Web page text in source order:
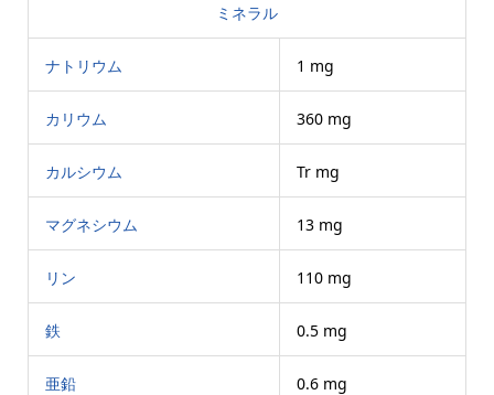
ミネラル
ナトリウム 1 mg
カリウム 360 mg
カルシウム Tr mg
マグネシウム 13 mg
リン 110 mg
鉄 0.5 mg
亜鉛 0.6 mg